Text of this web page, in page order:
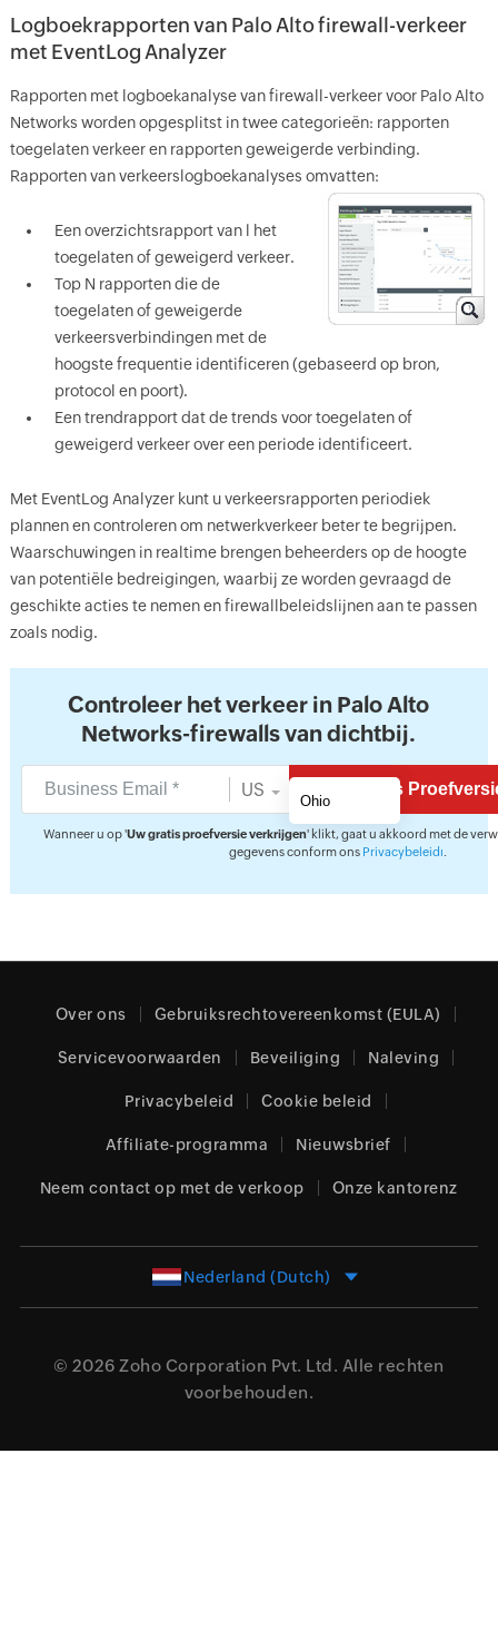
Logboekrapporten van Palo Alto firewall-verkeer
met EventLog Analyzer
Rapporten met logboekanalyse van firewall-verkeer voor Palo Alto
Networks worden opgesplitst in twee categorieën: rapporten
toegelaten verkeer en rapporten geweigerde verbinding.
Rapporten van verkeerslogboekanalyses omvatten:
Een overzichtsrapport van l het
toegelaten of geweigerd verkeer.
Top N rapporten die de
toegelaten of geweigerde
verkeersverbindingen met de
hoogste frequentie identificeren (gebaseerd op bron,
protocol en poort).
Een trendrapport dat de trends voor toegelaten of
geweigerd verkeer over een periode identificeert.
Met EventLog Analyzer kunt u verkeersrapporten periodiek
plannen en controleren om netwerkverkeer beter te begrijpen.
Waarschuwingen in realtime brengen beheerders op de hoogte
van potentiële bedreigingen, waarbij ze worden gevraagd de
geschikte acties te nemen en firewallbeleidslijnen aan te passen
zoals nodig.
Controleer het verkeer in Palo Alto
Networks-firewalls van dichtbij.
US
Wanneer u op 'Uw gratis proefversie verkrijgen' klikt, gaat u akkoord met de
gegevens conform ons Privacybeleidı
Over ons Gebruiksrechtovereenkomst (EULA)
Servicevoorwaarden Beveiliging Naleving
Privacybeleid Cookie beleid
Affiliate-programma Nieuwsbrief
Neem contact op met de verkoop Onze kantorenz
Nederland (Dutch)
© 2026 Zoho Corporation Pvt. Ltd. Alle rechten
voorbehouden.